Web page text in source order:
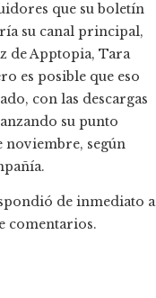
que su boletín
su canal principal,
de Apptopia, Tara
es posible que eso
con las descargas
su punto
noviembre, según
de inmediato a
comentarios.